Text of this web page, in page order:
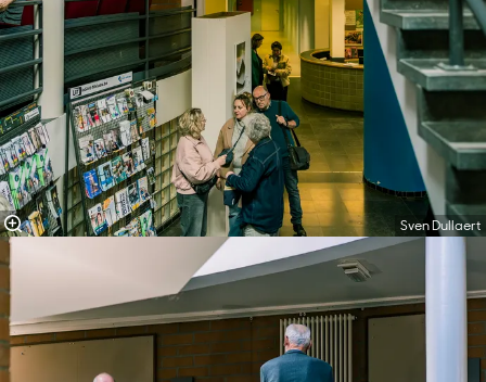
Sven Dullaert